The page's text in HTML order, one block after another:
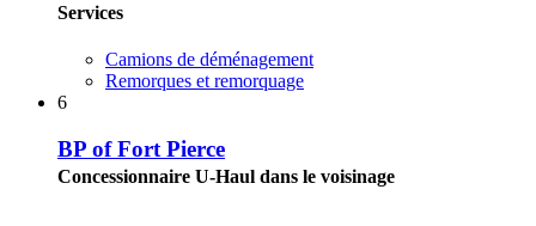
Services
Camions de déménagement
Remorques et remorquage
6
BP of Fort Pierce
Concessionnaire U-Haul dans le voisinage